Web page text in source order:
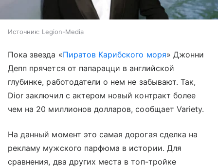
Источник: Legion-Media
Пока звезда «Пиратов Карибского моря» Джонни
Депп прячется от папарацци в английской
глубинке, работодатели о нем не забывают. Так,
Dior заключил с актером новый контракт более
чем на 20 миллионов долларов, сообщает Variety.
На данный момент это самая дорогая сделка на
рекламу мужского парфюма в истории. Для
сравнения, два других места в топ-тройке